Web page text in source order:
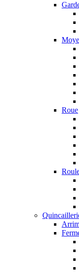
Roue